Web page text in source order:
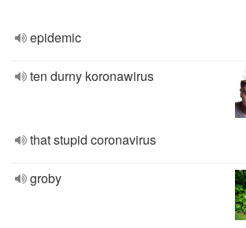
epidemic
ten durny koronawirus
that stupid coronavirus
groby